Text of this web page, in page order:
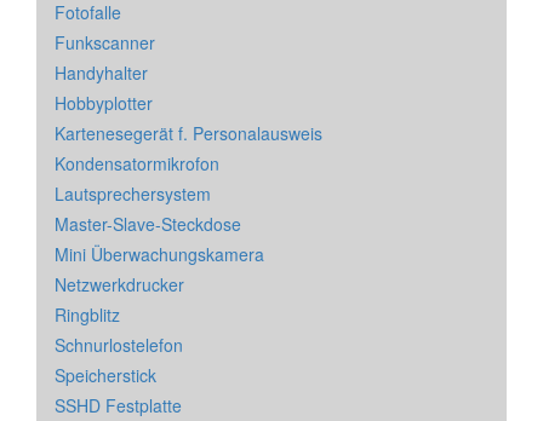
Fotofalle
Funkscanner
Handyhalter
Hobbyplotter
Kartenesegerät f. Personalausweis
Kondensatormikrofon
Lautsprechersystem
Master-Slave-Steckdose
Mini Überwachungskamera
Netzwerkdrucker
Ringblitz
Schnurlostelefon
Speicherstick
SSHD Festplatte